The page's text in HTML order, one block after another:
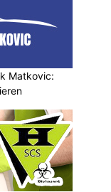
Matkovic: